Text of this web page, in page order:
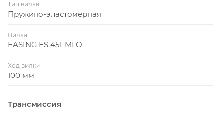
Тип вилки
Пружино-эластомерная
Вилка
EASING ES 451-MLO
Ход вилки
100 мм
Трансмиссия